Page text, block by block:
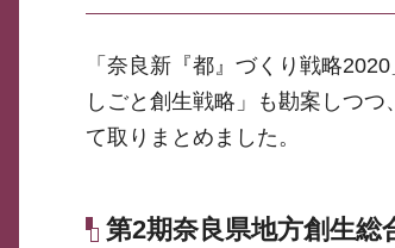
「奈良新『都』づくり戦略
しごと創生戦略」も勘案しつ
て取りまとめました。
第2期奈良県地方創生総